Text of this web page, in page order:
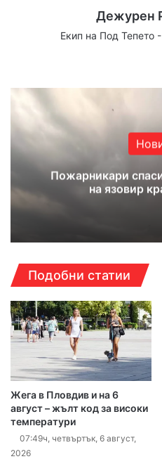
Дежурен
Екип на Под Тепето
Пожарникари
на язовир
Подобни статии
Жега в Пловдив и на 6
август – жълт код за високи
температури
07:49ч, четвъртък, 6 август,
2026